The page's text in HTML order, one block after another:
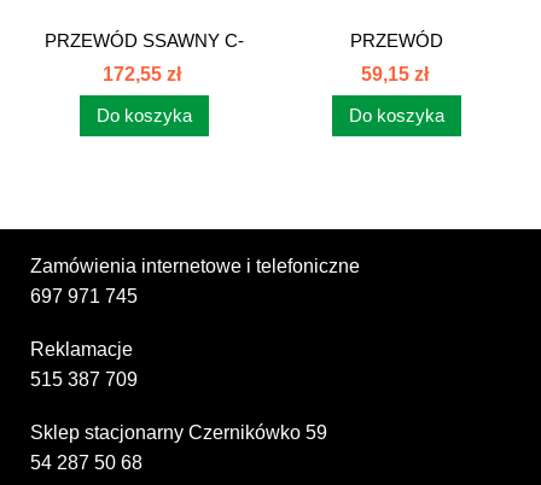
PRZEWÓD SSAWNY C-
385 6CYL 86278100
172,55 zł
Do koszyka
PRZEWÓD
PRZELEWOWY C385
86278090
59,15 zł
Do koszyka
Zamówienia internetowe i telefoniczne
697 971 745
Reklamacje
515 387 709
Sklep stacjonarny Czernikówko 59
54 287 50 68